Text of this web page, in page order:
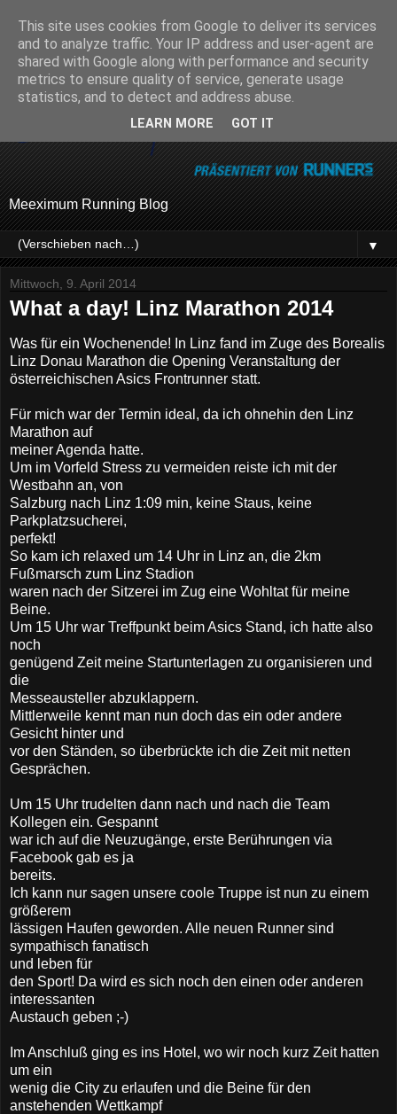
Meeximum Running Blog
▼
Mittwoch, 9. April 2014
What a day! Linz Marathon 2014
Was für ein Wochenende! In Linz fand im Zuge des Borealis
Linz Donau Marathon die Opening Veranstaltung der
österreichischen Asics Frontrunner statt.
Für mich war der Termin ideal, da ich ohnehin den Linz
Marathon auf
meiner Agenda hatte.
Um im Vorfeld Stress zu vermeiden reiste ich mit der
Westbahn an, von
Salzburg nach Linz 1:09 min, keine Staus, keine
Parkplatzsucherei,
perfekt!
So kam ich relaxed um 14 Uhr in Linz an, die 2km
Fußmarsch zum Linz Stadion
waren nach der Sitzerei im Zug eine Wohltat für meine
Beine.
Um 15 Uhr war Treffpunkt beim Asics Stand, ich hatte also
noch
genügend Zeit meine Startunterlagen zu organisieren und
die
Messeausteller abzuklappern.
Mittlerweile kennt man nun doch das ein oder andere
Gesicht hinter und
vor den Ständen, so überbrückte ich die Zeit mit netten
Gesprächen.
Um 15 Uhr trudelten dann nach und nach die Team
Kollegen ein. Gespannt
war ich auf die Neuzugänge, erste Berührungen via
Facebook gab es ja
bereits.
Ich kann nur sagen unsere coole Truppe ist nun zu einem
größerem
lässigen Haufen geworden. Alle neuen Runner sind
sympathisch fanatisch
und leben für
den Sport! Da wird es sich noch den einen oder anderen
interessanten
Austauch geben ;-)
Im Anschluß ging es ins Hotel, wo wir noch kurz Zeit hatten
um ein
wenig die City zu erlaufen und die Beine für den
anstehenden Wettkampf
This site uses cookies from Google to deliver its services
and to analyze traffic. Your IP address and user-agent are
shared with Google along with performance and security
metrics to ensure quality of service, generate usage
statistics, and to detect and address abuse.
LEARN MORE GOT IT